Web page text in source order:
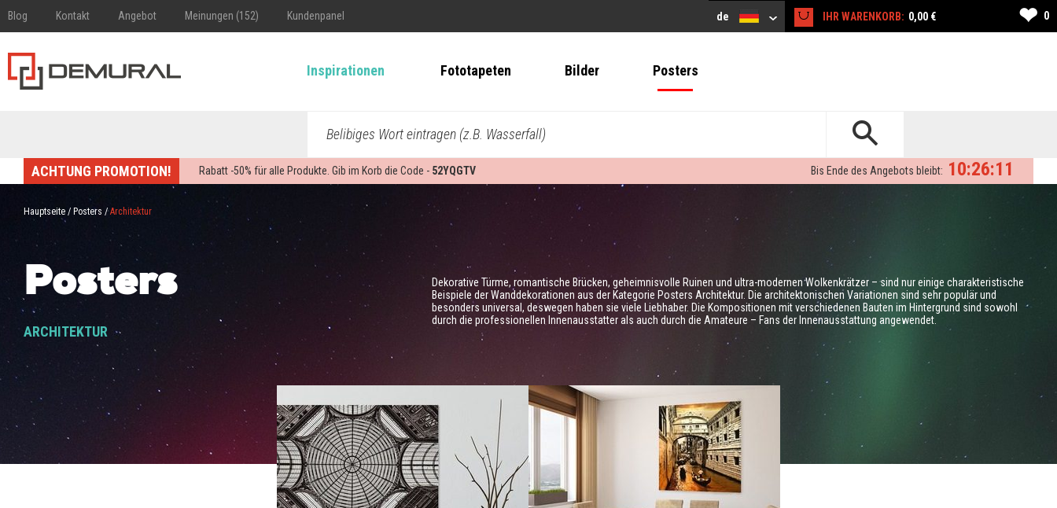
Blog Kontakt Angebot Meinungen (152) Kundenpanel de IHR WARENKORB: 0,00 € ❤ 0
Inspirationen Fototapeten Bilder Posters
Belibiges Wort eintragen (z.B. Wasserfall)
ACHTUNG PROMOTION! Rabatt -50% für alle Produkte. Gib im Korb die Code - 52YQGTV 10:26:10
Bis Ende des Angebots bleibt:
Hauptseite / Posters /Architektur
Posters
ARCHITEKTUR
Dekorative Türme, romantische Brücken, geheimnisvolle Ruinen und ultra-modernen Wolkenkrätzer – sind nur einige charakteristische
Beispiele der Wanddekorationen aus der Kategorie Posters Architektur. Die architektonischen Variationen sind sehr populär und
besonders universal, deswegen haben sie viele Liebhaber. Die Kompositionen mit verschiedenen Bauten im Hintergrund sind sowohl
durch die professionellen Innenausstatter als auch durch die Amateure – Fans der Innenausstattung angewendet.